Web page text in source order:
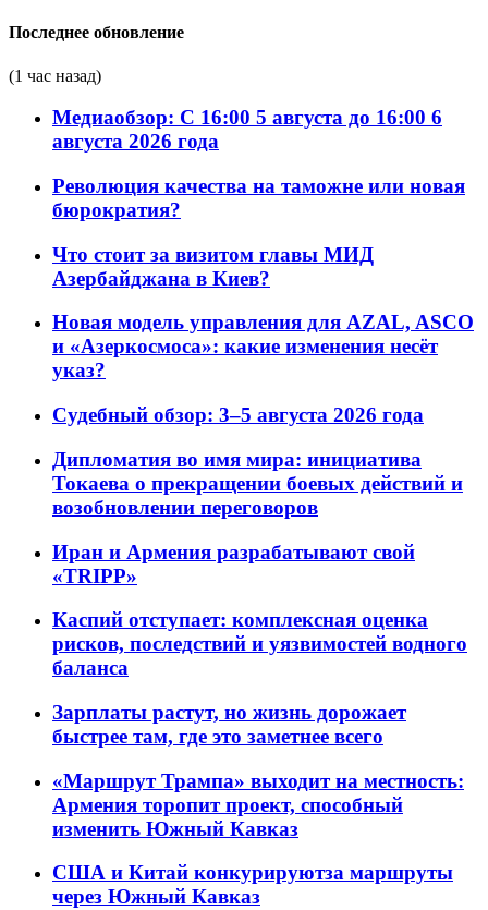
Последнее обновление
(1 час назад)
Медиаобзор: С 16:00 5 августа до 16:00 6
августа 2026 года
Революция качества на таможне или новая
бюрократия?
Что стоит за визитом главы МИД
Азербайджана в Киев?
Новая модель управления для AZAL, ASCO
и «Азеркосмоса»: какие изменения несёт
указ?
Судебный обзор: 3–5 августа 2026 года
Дипломатия во имя мира: инициатива
Токаева о прекращении боевых действий и
возобновлении переговоров
Иран и Армения разрабатывают свой
«TRIPP»
Каспий отступает: комплексная оценка
рисков, последствий и уязвимостей водного
баланса
Зарплаты растут, но жизнь дорожает
быстрее там, где это заметнее всего
«Маршрут Трампа» выходит на местность:
Армения торопит проект, способный
изменить Южный Кавказ
США и Китай конкурируютза маршруты
через Южный Кавказ